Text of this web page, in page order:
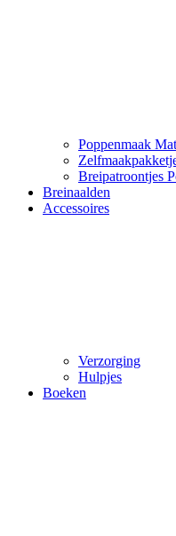
Poppenmaak
Breipatroontjes
Breinaalden
Accessoires
Verzorging
Hulpjes
Boeken